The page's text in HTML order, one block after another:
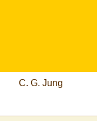
C. G. Jung